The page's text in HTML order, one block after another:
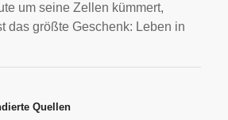
um seine Zellen kümmert,
das größte Geschenk: Leben in
Quellen